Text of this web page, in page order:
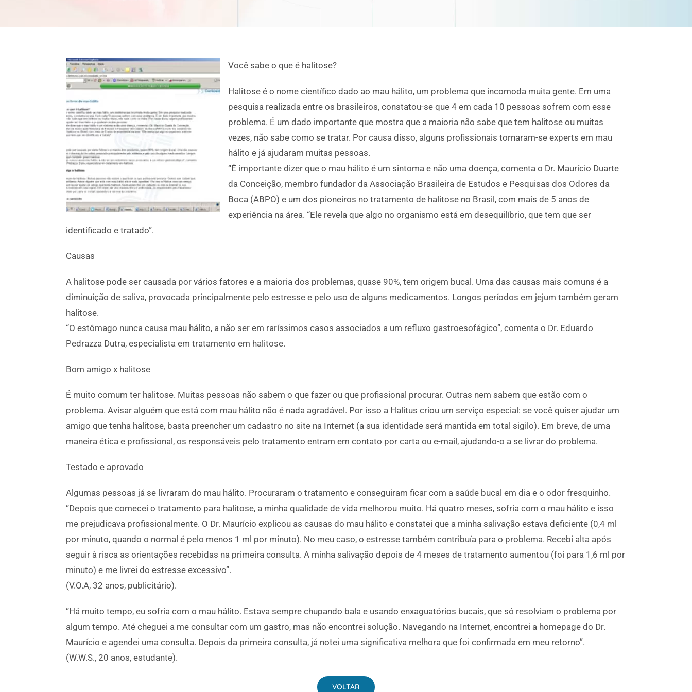
Você sabe o que é halitose?
Halitose é o nome científico dado ao mau hálito, um problema que incomoda muita gente. Em uma
pesquisa realizada entre os brasileiros, constatou-se que 4 em cada 10 pessoas sofrem com esse
problema. É um dado importante que mostra que a maioria não sabe que tem halitose ou muitas
vezes, não sabe como se tratar. Por causa disso, alguns profissionais tornaram-se experts em mau
hálito e já ajudaram muitas pessoas.
“É importante dizer que o mau hálito é um sintoma e não uma doença, comenta o Dr. Maurício Duarte
da Conceição, membro fundador da Associação Brasileira de Estudos e Pesquisas dos Odores da
Boca (ABPO) e um dos pioneiros no tratamento de halitose no Brasil, com mais de 5 anos de
experiência na área. “Ele revela que algo no organismo está em desequilíbrio, que tem que ser
identificado e tratado”.
Causas
A halitose pode ser causada por vários fatores e a maioria dos problemas, quase 90%, tem origem bucal. Uma das causas mais comuns é a
diminuição de saliva, provocada principalmente pelo estresse e pelo uso de alguns medicamentos. Longos períodos em jejum também geram
halitose.
“O estômago nunca causa mau hálito, a não ser em raríssimos casos associados a um refluxo gastroesofágico”, comenta o Dr. Eduardo
Pedrazza Dutra, especialista em tratamento em halitose.
Bom amigo x halitose
É muito comum ter halitose. Muitas pessoas não sabem o que fazer ou que profissional procurar. Outras nem sabem que estão com o
problema. Avisar alguém que está com mau hálito não é nada agradável. Por isso a Halitus criou um serviço especial: se você quiser ajudar um
amigo que tenha halitose, basta preencher um cadastro no site na Internet (a sua identidade será mantida em total sigilo). Em breve, de uma
maneira ética e profissional, os responsáveis pelo tratamento entram em contato por carta ou e-mail, ajudando-o a se livrar do problema.
Testado e aprovado
Algumas pessoas já se livraram do mau hálito. Procuraram o tratamento e conseguiram ficar com a saúde bucal em dia e o odor fresquinho.
“Depois que comecei o tratamento para halitose, a minha qualidade de vida melhorou muito. Há quatro meses, sofria com o mau hálito e isso
me prejudicava profissionalmente. O Dr. Maurício explicou as causas do mau hálito e constatei que a minha salivação estava deficiente (0,4 ml
por minuto, quando o normal é pelo menos 1 ml por minuto). No meu caso, o estresse também contribuía para o problema. Recebi alta após
seguir à risca as orientações recebidas na primeira consulta. A minha salivação depois de 4 meses de tratamento aumentou (foi para 1,6 ml por
minuto) e me livrei do estresse excessivo”.
(V.O.A, 32 anos, publicitário).
“Há muito tempo, eu sofria com o mau hálito. Estava sempre chupando bala e usando enxaguatórios bucais, que só resolviam o problema por
algum tempo. Até cheguei a me consultar com um gastro, mas não encontrei solução. Navegando na Internet, encontrei a homepage do Dr.
Maurício e agendei uma consulta. Depois da primeira consulta, já notei uma significativa melhora que foi confirmada em meu retorno”.
(W.W.S., 20 anos, estudante).
VOLTAR